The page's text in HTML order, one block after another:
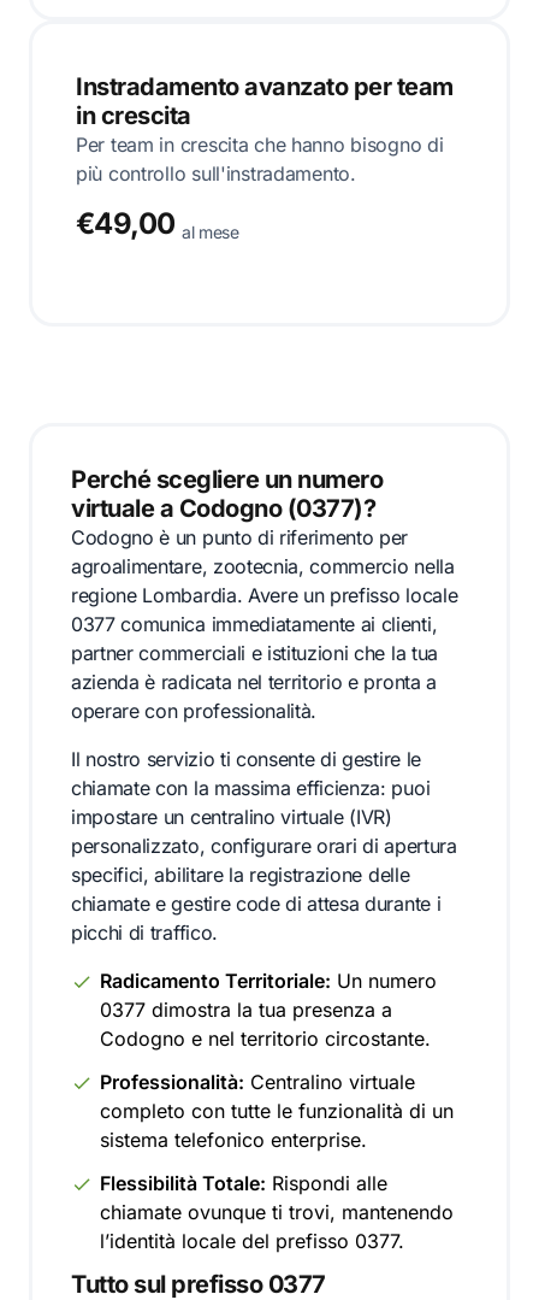
Instradamento avanzato per team
in crescita
Per team in crescita che hanno bisogno di
più controllo sull'instradamento.
€49,00 al mese
Perché scegliere un numero
virtuale a Codogno (0377)?
Codogno è un punto di riferimento per
agroalimentare, zootecnia, commercio nella
regione Lombardia. Avere un prefisso locale
0377 comunica immediatamente ai clienti,
partner commerciali e istituzioni che la tua
azienda è radicata nel territorio e pronta a
operare con professionalità.
Il nostro servizio ti consente di gestire le
chiamate con la massima efficienza: puoi
impostare un centralino virtuale (IVR)
personalizzato, configurare orari di apertura
specifici, abilitare la registrazione delle
chiamate e gestire code di attesa durante i
picchi di traffico.
Radicamento Territoriale: Un numero
0377 dimostra la tua presenza a
Codogno e nel territorio circostante.
Professionalità: Centralino virtuale
completo con tutte le funzionalità di un
sistema telefonico enterprise.
Flessibilità Totale: Rispondi alle
chiamate ovunque ti trovi, mantenendo
l’identità locale del prefisso 0377.
Tutto sul prefisso 0377